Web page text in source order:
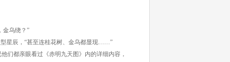
金乌绕？”
星辰，“甚至连桂花树、金乌都显现……”
都亲眼看过《赤明九天图》内的详细内容，